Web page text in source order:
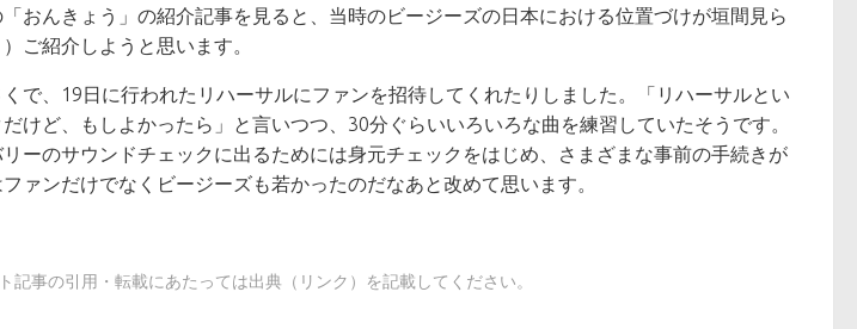
おんきょう」の紹介記事を見ると、当時のビージーズの日本における位置づけが垣間見ら
ご紹介しようと思います。
で、19日に行われたリハーサルにファンを招待してくれたりしました。「リハーサルとい
けど、もしよかったら」と言いつつ、30分ぐらいいろいろな曲を練習していたそうです。
ーのサウンドチェックに出るためには身元チェックをはじめ、さまざまな事前の手続きが
ァンだけでなくビージーズも若かったのだなあと改めて思います。
記事の引用・転載にあたっては出典（リンク）を記載してください。